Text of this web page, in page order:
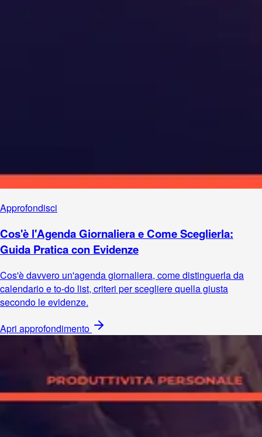
Approfondisci
Cos'è l'Agenda Giornaliera e Come Sceglierla:
Guida Pratica con Evidenze
Cos'è davvero un'agenda giornaliera, come distinguerla da
calendario e to-do list, criteri per scegliere quella giusta
secondo le evidenze.
Apri approfondimento